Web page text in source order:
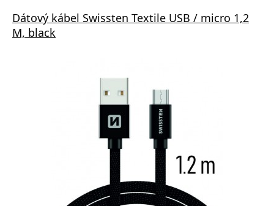
Dátový kábel Swissten Textile USB / micro 1,2
M, black